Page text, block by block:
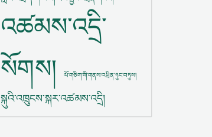
འཚམས་འདྲི་
སོགས།
ལོ་གཅིག་གི་གནས་འཕྲིན་ཉུང་བཏུས།
སྐུའི་འཁྲུངས་སྐར་འཚམས་འདྲི།